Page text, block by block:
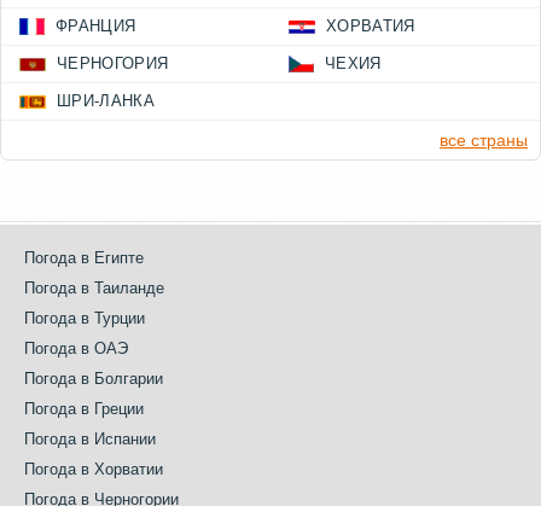
ФРАНЦИЯ ХОРВАТИЯ
ЧЕРНОГОРИЯ ЧЕХИЯ
ШРИ-ЛАНКА
все страны
Погода в Египте
Погода в Таиланде
Погода в Турции
Погода в ОАЭ
Погода в Болгарии
Погода в Греции
Погода в Испании
Погода в Хорватии
Погода в Черногории